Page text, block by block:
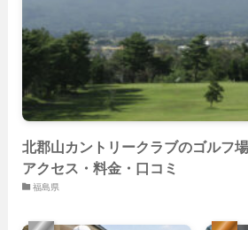
(22)
(26)
北郡山カントリークラブのゴルフ
アクセス・料金・口コミ
福島県